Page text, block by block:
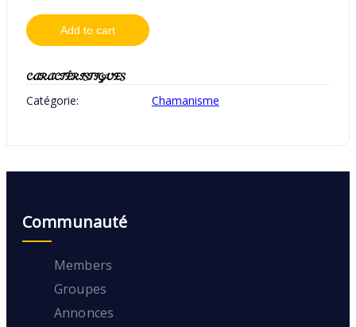
Add to cart
CARACTÉRISTIQUES
Catégorie: Chamanisme
Communauté
Members
Groupes
Annonces